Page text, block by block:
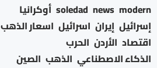
modern
news
soledad أوكرانيا
إسرائيل إيران اسرائيل اسعار الذهب
اقتصاد الأردن الحرب
الذكاء الاصطناعي الذهب الصين